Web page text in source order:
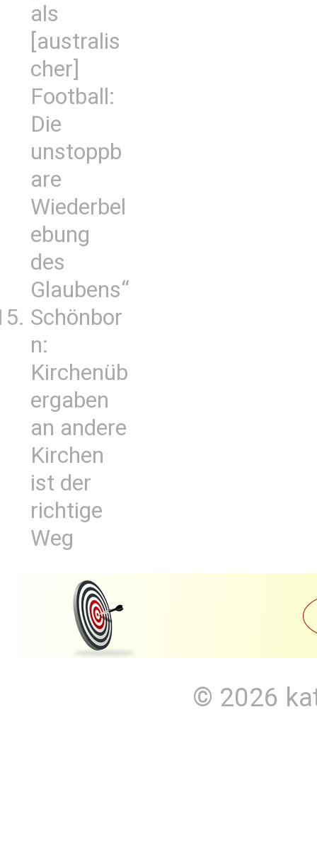
als
[australis
cher]
Football:
Die
unstoppb
are
Wiederbel
ebung
des
Glaubens“
Schönbor
n:
Kirchenüb
ergaben
an andere
Kirchen
ist der
richtige
Weg
© 2026